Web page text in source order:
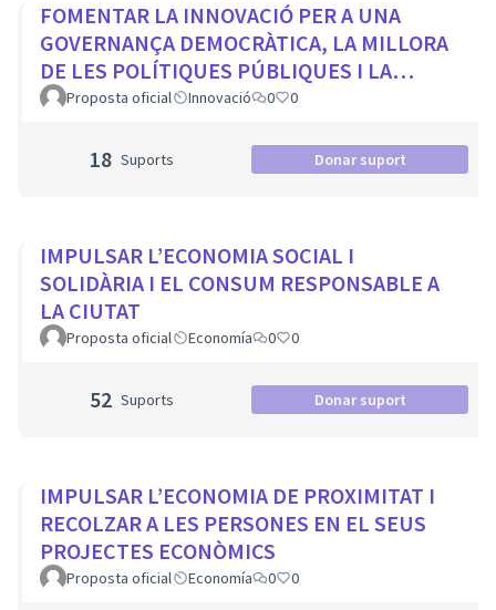
FOMENTAR LA INNOVACIÓ PER A UNA
GOVERNANÇA DEMOCRÀTICA, LA MILLORA
DE LES POLÍTIQUES PÚBLIQUES I LA
TRANSFORMACIÓ SOCIAL
Proposta oficial Innovació 0 0
18 Suports Donar suport
IMPULSAR L’ECONOMIA SOCIAL I
SOLIDÀRIA I EL CONSUM RESPONSABLE A
LA CIUTAT
Proposta oficial Economía 0 0
52 Suports Donar suport
IMPULSAR L’ECONOMIA DE PROXIMITAT I
RECOLZAR A LES PERSONES EN EL SEUS
PROJECTES ECONÒMICS
Proposta oficial Economía 0 0